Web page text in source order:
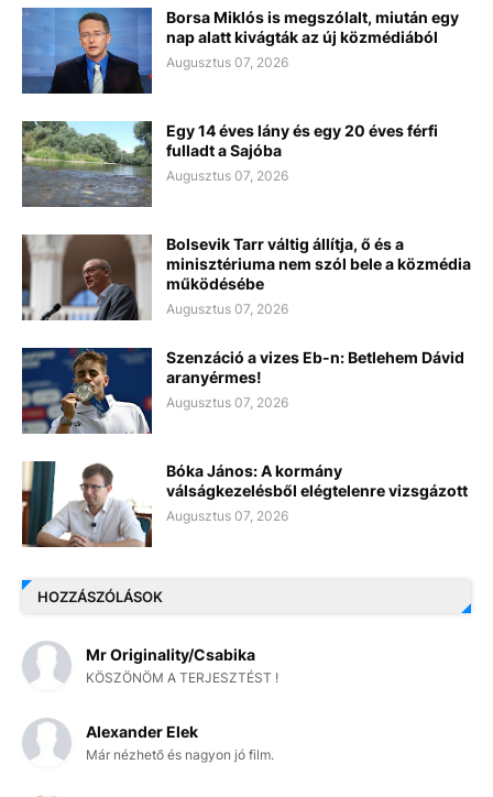
Borsa Miklós is megszólalt, miután egy
nap alatt kivágták az új közmédiából
Augusztus 07, 2026
Egy 14 éves lány és egy 20 éves férfi
fulladt a Sajóba
Augusztus 07, 2026
Bolsevik Tarr váltig állítja, ő és a
minisztériuma nem szól bele a közmédia
működésébe
Augusztus 07, 2026
Szenzáció a vizes Eb-n: Betlehem Dávid
aranyérmes!
Augusztus 07, 2026
Bóka János: A kormány
válságkezelésből elégtelenre vizsgázott
Augusztus 07, 2026
HOZZÁSZÓLÁSOK
Mr Originality/Csabika
KÖSZÖNÖM A TERJESZTÉST !
Alexander Elek
Már nézhető és nagyon jó film.